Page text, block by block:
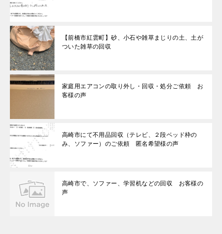
【前橋市紅雲町】砂、小石や雑草まじりの土、土が
ついた雑草の回収
家庭用エアコンの取り外し・回収・処分ご依頼 お
客様の声
高崎市にて不用品回収（テレビ、２段ベッド枠の
み、ソファー）のご依頼 匿名希望様の声
高崎市で、ソファー、学習机などの回収 お客様の
声